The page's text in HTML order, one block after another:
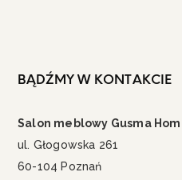
BĄDŹMY W KONTAKCIE
Salon meblowy Gusma
ul. Głogowska 261
60-104 Poznań